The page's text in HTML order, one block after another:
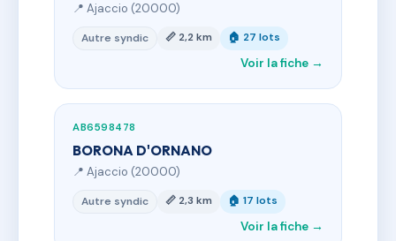
📍 Ajaccio (20000)
Autre syndic 📏 2,2 km 🏠 27 lots
Voir la fiche →
AB6598478
BORONA D'ORNANO
📍 Ajaccio (20000)
Autre syndic 📏 2,3 km 🏠 17 lots
Voir la fiche →